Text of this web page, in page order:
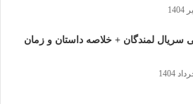
سریال لمندگان + خلاصه داستان و زمان